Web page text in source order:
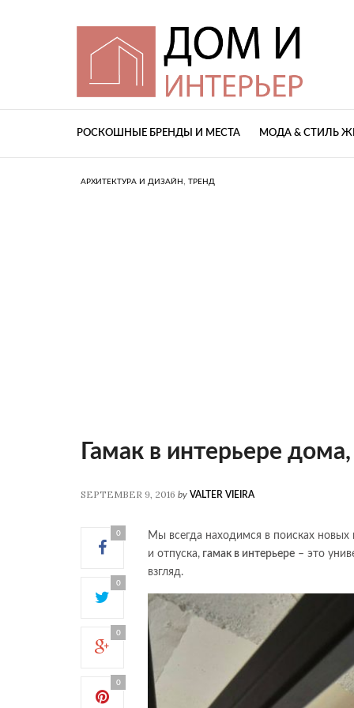
РОСКОШНЫЕ БРЕНДЫ И МЕСТА МОДА & СТИЛЬ
АРХИТЕКТУРА И ДИЗАЙН , ТРЕНД
Гамак в интерьере
SEPTEMBER 9, 2016 by VALTER VIEIRA
0
0
0
0
Мы всегда находимся в поисках
и отпуска, гамак в интерьере – это
взгляд.